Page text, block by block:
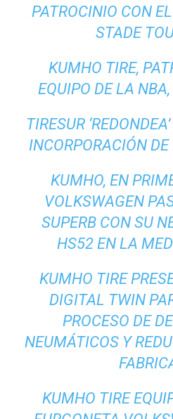
PATROCINIO CON
STADE
KUMHO TIRE,
EQUIPO DE LA
TIRESUR
INCORPORACIÓN
KUMHO, EN
VOLKSWAGEN
SUPERB CON SU
HS52 EN LA
KUMHO TIRE
DIGITAL TWIN
PROCESO DE
NEUMÁTICOS Y
KUMHO TIRE